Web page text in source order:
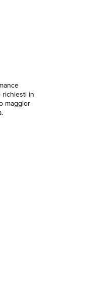
richiesti in
maggior